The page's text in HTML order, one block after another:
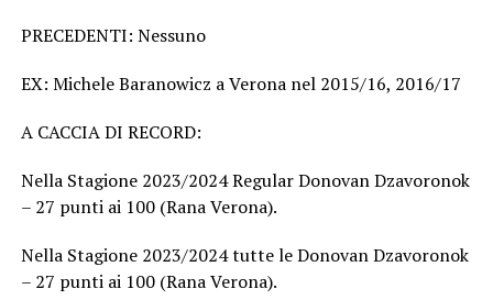
PRECEDENTI: Nessuno
EX: Michele Baranowicz a Verona nel 2015/16, 2016/17
A CACCIA DI RECORD:
Nella Stagione 2023/2024 Regular Donovan Dzavoronok
– 27 punti ai 100 (Rana Verona).
Nella Stagione 2023/2024 tutte le Donovan Dzavoronok
– 27 punti ai 100 (Rana Verona).